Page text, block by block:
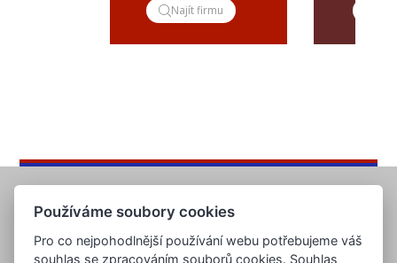
Najít firmu
Používáme soubory cookies
Pro co nejpohodlnější používání webu potřebujeme váš
souhlas se zpracováním souborů cookies. Souhlas